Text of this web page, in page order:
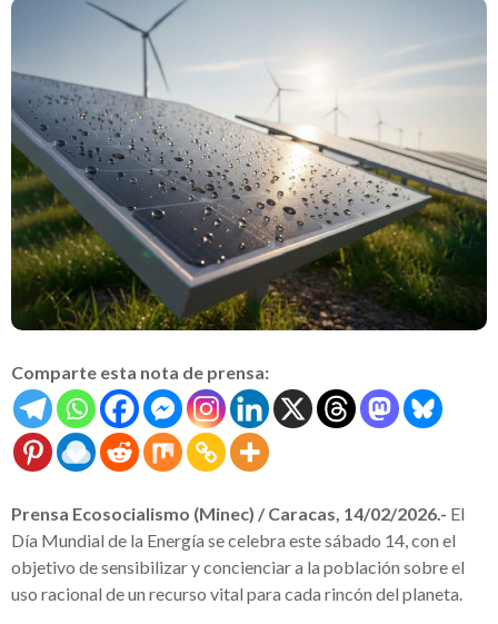
Comparte esta nota de prensa:
Prensa Ecosocialismo (Minec) / Caracas, 14/02/2026.- El
Día Mundial de la Energía se celebra este sábado 14, con el
objetivo de sensibilizar y concienciar a la población sobre el
uso racional de un recurso vital para cada rincón del planeta.